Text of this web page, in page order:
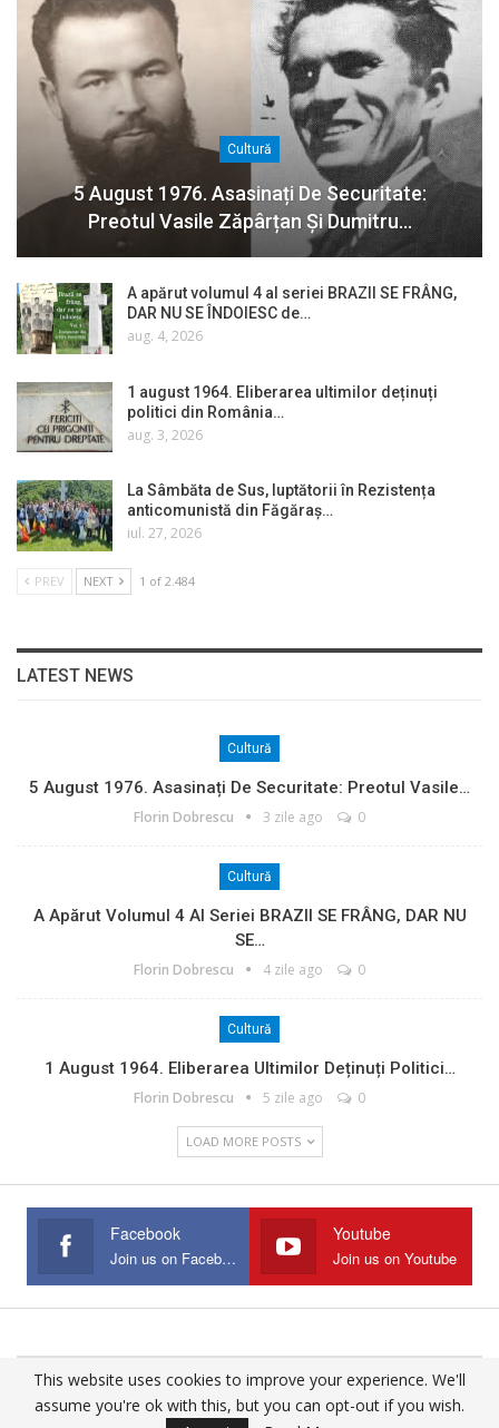
Cultură
5 August 1976. Asasinați De Securitate:
Preotul Vasile Zăpârțan Și Dumitru…
A apărut volumul 4 al seriei BRAZII SE FRÂNG,
DAR NU SE ÎNDOIESC de…
aug. 4, 2026
1 august 1964. Eliberarea ultimilor deținuți
politici din România…
aug. 3, 2026
La Sâmbăta de Sus, luptătorii în Rezistența
anticomunistă din Făgăraș…
iul. 27, 2026
PREV NEXT 1 of 2.484
LATEST NEWS
Cultură
5 August 1976. Asasinați De Securitate: Preotul Vasile…
Florin Dobrescu 3 zile ago 0
Cultură
A Apărut Volumul 4 Al Seriei BRAZII SE FRÂNG, DAR NU
SE…
Florin Dobrescu 4 zile ago 0
Cultură
1 August 1964. Eliberarea Ultimilor Deținuți Politici…
Florin Dobrescu 5 zile ago 0
LOAD MORE POSTS
Facebook
Join us on Facebook
Youtube
Join us on Youtube
© 2025 - All Rights Reserved.
Website Design:
This website uses cookies to improve your experience. We'll
assume you're ok with this, but you can opt-out if you wish.